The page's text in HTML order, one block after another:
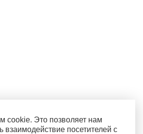
cookie. Это позволяет нам
взаимодействие посетителей с